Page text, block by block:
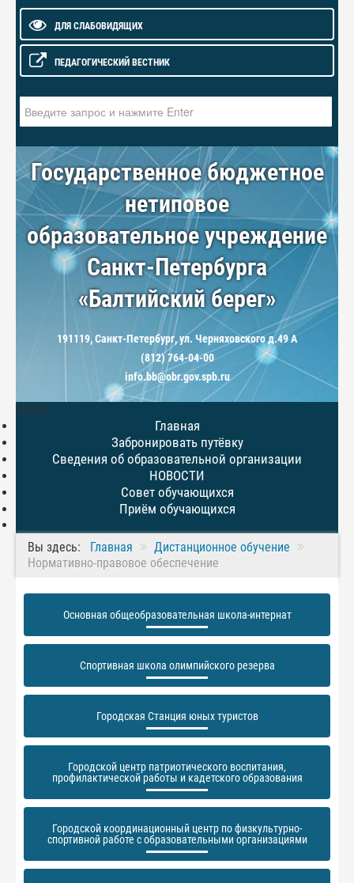
ДЛЯ СЛАБОВИДЯЩИХ
ПЕДАГОГИЧЕСКИЙ ВЕСТНИК
Государственное бюджетное
нетиповое
образовательное учреждение
Санкт-Петербурга
«Балтийский берег»
191119, Санкт-Петербург, ул. Черняховского д.49 А
(812) 764-04-00
info.bb@obr.gov.spb.ru
МЕНЮ
Главная
Забронировать путёвку
Сведения об образовательной организации
НОВОСТИ
Совет обучающихся
Приём обучающихся
Вы здесь: Главная
Дистанционное обучение
Нормативно-правовое обеспечение
Основная общеобразовательная школа-интернат
Спортивная школа олимпийского резерва
Городская Станция юных туристов
Городской центр патриотического воспитания,
профилактической работы и кадетского образования
Городской координационный центр по физкультурно-
спортивной работе с образовательными организациями